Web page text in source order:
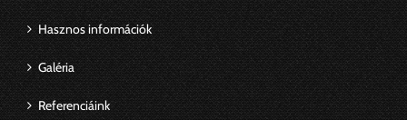
Hasznos információk
Galéria
Referenciáink